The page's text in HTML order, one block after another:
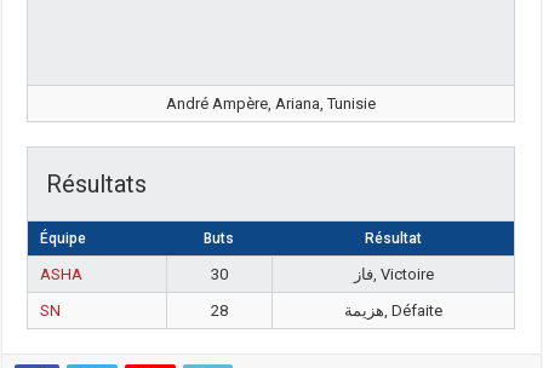
André Ampère, Ariana, Tunisie
Résultats
Équipe Buts Résultat
ASHA 30
فاز, Victoire
SN
28 هزيمة, Défaite